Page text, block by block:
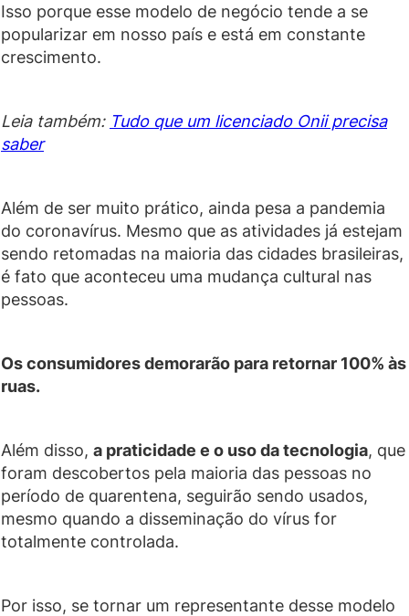
Isso porque esse modelo de negócio tende a se
popularizar em nosso país e está em constante
crescimento.
Leia também: Tudo que um licenciado Onii precisa
saber
Além de ser muito prático, ainda pesa a pandemia
do coronavírus. Mesmo que as atividades já estejam
sendo retomadas na maioria das cidades brasileiras,
é fato que aconteceu uma mudança cultural nas
pessoas.
Os consumidores demorarão para retornar 100% às
ruas.
Além disso, a praticidade e o uso da tecnologia, que
foram descobertos pela maioria das pessoas no
período de quarentena, seguirão sendo usados,
mesmo quando a disseminação do vírus for
totalmente controlada.
Por isso, se tornar um representante desse modelo